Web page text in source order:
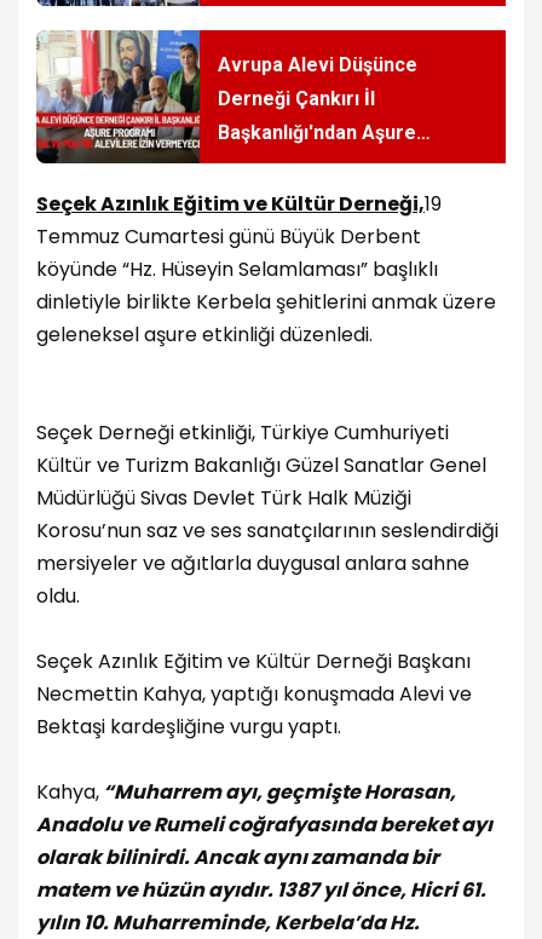
Avrupa Alevi Düşünce
Derneği Çankırı İl
Başkanlığı'ndan Aşure
Paylaşımı
Seçek Azınlık Eğitim ve Kültür Derneği,19
Temmuz Cumartesi günü Büyük Derbent
köyünde “Hz. Hüseyin Selamlaması” başlıklı
dinletiyle birlikte Kerbela şehitlerini anmak üzere
geleneksel aşure etkinliği düzenledi.
Seçek Derneği etkinliği, Türkiye Cumhuriyeti
Kültür ve Turizm Bakanlığı Güzel Sanatlar Genel
Müdürlüğü Sivas Devlet Türk Halk Müziği
Korosu’nun saz ve ses sanatçılarının seslendirdiği
mersiyeler ve ağıtlarla duygusal anlara sahne
oldu.
Seçek Azınlık Eğitim ve Kültür Derneği Başkanı
Necmettin Kahya, yaptığı konuşmada Alevi ve
Bektaşi kardeşliğine vurgu yaptı.
Kahya, “Muharrem ayı, geçmişte Horasan,
Anadolu ve Rumeli coğrafyasında bereket ayı
olarak bilinirdi. Ancak aynı zamanda bir
matem ve hüzün ayıdır. 1387 yıl önce, Hicri 61.
yılın 10. Muharreminde, Kerbela’da Hz.